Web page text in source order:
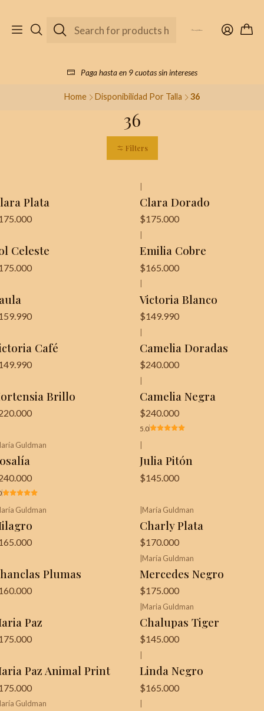
Paga hasta en 9 cuotas sin intereses
Home Disponibilidad Por Talla 36
36
Filters
Plata Clara Dorado
$175.000
Celeste Emilia Cobre
$165.000
Victoria Blanco
$149.990
Café
|
Camelia Doradas
$240.000
Brillo Camelia Negra
$240.000
5.0
Guldman
Julia Pitón
$145.000
unidad!
Guldman |María Guldman
Charly Plata
$170.000
Plumas
¡Última unidad!
María Guldman
Mercedes Negro
$175.000
Paz
Maria Guldman
Chalupas Tiger
$145.000
Paz Animal Print Linda Negro
$165.000
Guldman